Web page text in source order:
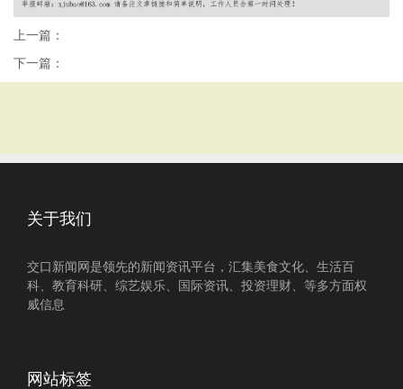
上一篇：
下一篇：
关于我们
交口新闻网是领先的新闻资讯平台，汇集美食文化、生活百
科、教育科研、综艺娱乐、国际资讯、投资理财、等多方面权
威信息
网站标签